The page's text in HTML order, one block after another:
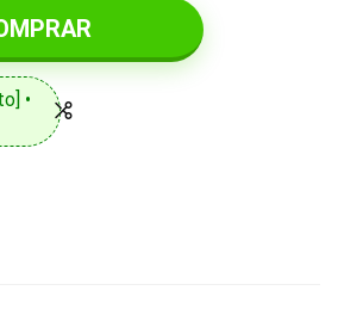
•